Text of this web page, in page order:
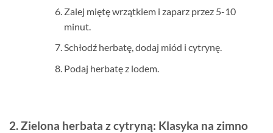
Zalej miętę wrzątkiem i zaparz przez 5-10
minut.
Schłodź herbatę, dodaj miód i cytrynę.
Podaj herbatę z lodem.
2. Zielona herbata z cytryną: Klasyka na zimno